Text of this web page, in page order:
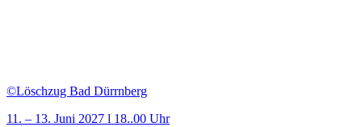
©Löschzug Bad Dürrnberg
11. – 13. Juni 2027 l 18..00 Uhr